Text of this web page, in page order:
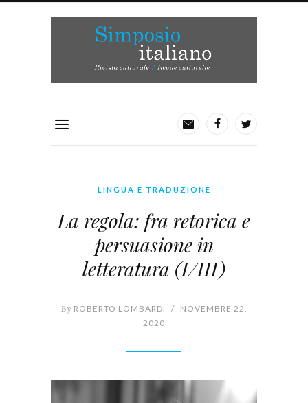
LINGUA E TRADUZIONE
La regola: fra retorica e
persuasione in
letteratura (I/III)
By ROBERTO LOMBARDI / NOVEMBRE 22,
2020